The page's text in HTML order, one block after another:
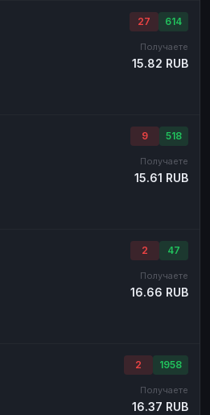
27 614
Получаете
15.82 RUB
9 518
Получаете
15.61 RUB
2 47
Получаете
16.66 RUB
2 1958
Получаете
16.37 RUB